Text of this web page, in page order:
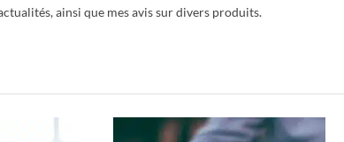
ainsi que mes avis sur divers produits.